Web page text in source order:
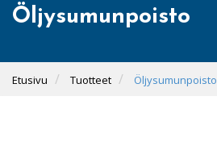
Öljysumunpoisto
Etusivu Tuotteet Öljysumunpoisto